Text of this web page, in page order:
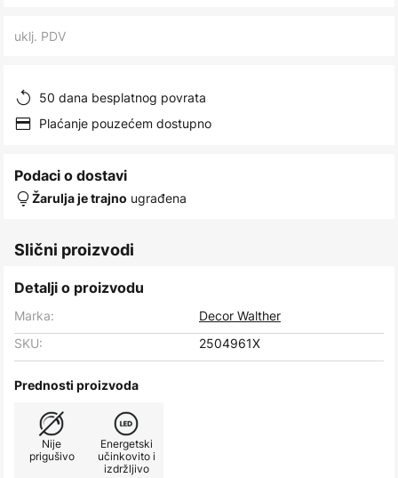
beginning
the
images
uklj. PDV
50 dana besplatnog povrata
Plaćanje pouzećem dostupno
Podaci o dostavi
Žarulja je trajno ugrađena
Slični proizvodi
Detalji o proizvodu
Marka:
Decor Walther
SKU:
2504961X
Prednosti proizvoda
Nije
prigušivo
Energetski
učinkovito i
izdržljivo